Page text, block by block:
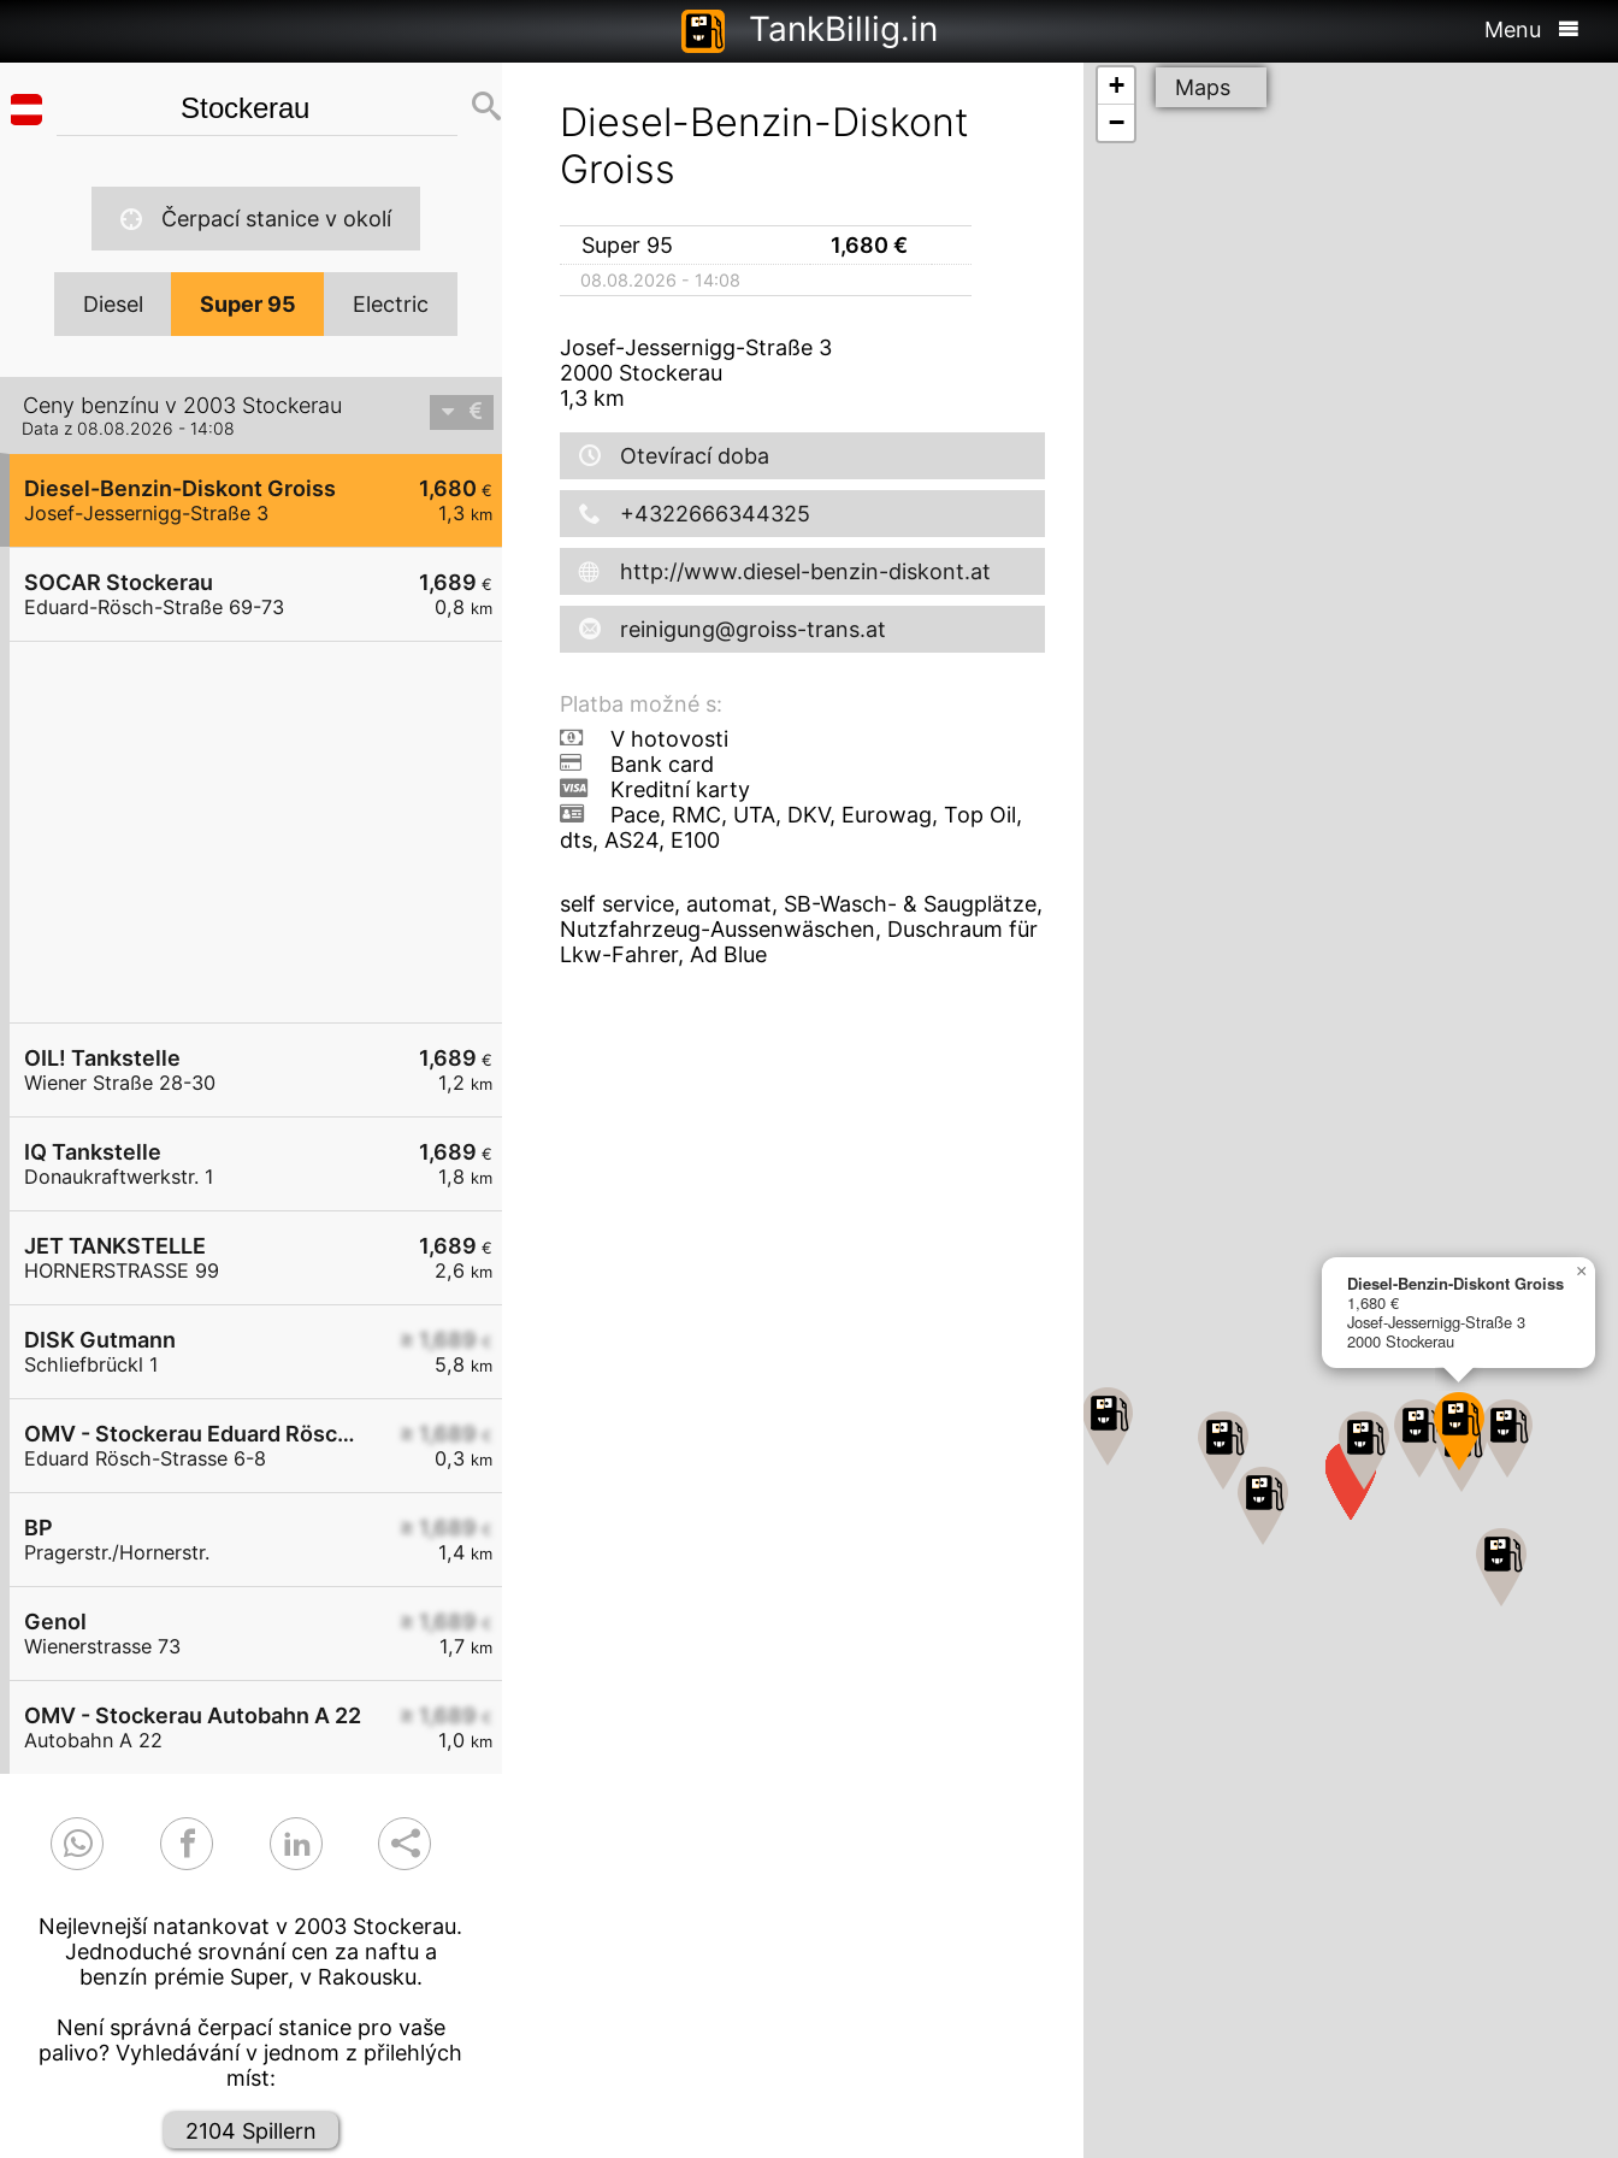
TankBillig.in Menu
Čerpací stanice v okolí
Diesel Super 95 Electric
Ceny benzínu v 2003 Stockerau
Data z 08.08.2026 - 14:08
1,680 €
1,3 km
Diesel-Benzin-Diskont Groiss
Josef-Jessernigg-Straße 3
1,689 €
0,8 km
SOCAR Stockerau
Eduard-Rösch-Straße 69-73
1,689 €
1,2 km
OIL! Tankstelle
Wiener Straße 28-30
1,689 €
1,8 km
IQ Tankstelle
Donaukraftwerkstr. 1
1,689 €
2,6 km
JET TANKSTELLE
HORNERSTRASSE 99
≥ 1,689 €
5,8 km
DISK Gutmann
Schliefbrückl 1
≥ 1,689 €
0,3 km
OMV - Stockerau Eduard Rösch-Straße 6-8
Eduard Rösch-Strasse 6-8
≥ 1,689 €
1,4 km
BP
Pragerstr./Hornerstr.
≥ 1,689 €
1,7 km
Genol
Wienerstrasse 73
≥ 1,689 €
1,0 km
OMV - Stockerau Autobahn A 22
Autobahn A 22
Nejlevnejší natankovat v 2003 Stockerau.
Jednoduché srovnání cen za naftu a
benzín prémie Super, v Rakousku.
Není správná čerpací stanice pro vaše
palivo? Vyhledávání v jednom z přilehlých
míst:
2104 Spillern
Diesel-Benzin-Diskont
Groiss
Super 95 1,680 €
08.08.2026 - 14:08
Josef-Jessernigg-Straße 3
2000 Stockerau
1,3km
Otevírací doba
+4322666344325
http://www.diesel-benzin-diskont.at
reinigung@groiss-trans.at
Platba možné s:
V hotovosti
Bank card
Kreditní karty
Pace, RMC, UTA, DKV, Eurowag, Top Oil,
dts, AS24, E100
self service, automat, SB-Wasch- & Saugplätze,
Nutzfahrzeug-Aussenwäschen, Duschraum für
Lkw-Fahrer, Ad Blue
Diesel-Benzin-Diskont Groiss
1,680 €
Josef-Jessernigg-Straße 3
2000 Stockerau
×
+
−
Maps